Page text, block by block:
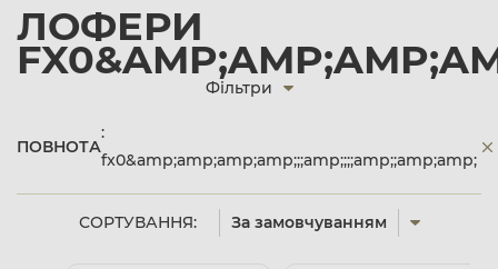
ЛОФЕРИ
СОРТУВАННЯ: За замовчуванням
Фільтри
ПОВНОТА
:
fx0&amp;amp;amp;amp;;;amp;;;;amp;;amp;amp;